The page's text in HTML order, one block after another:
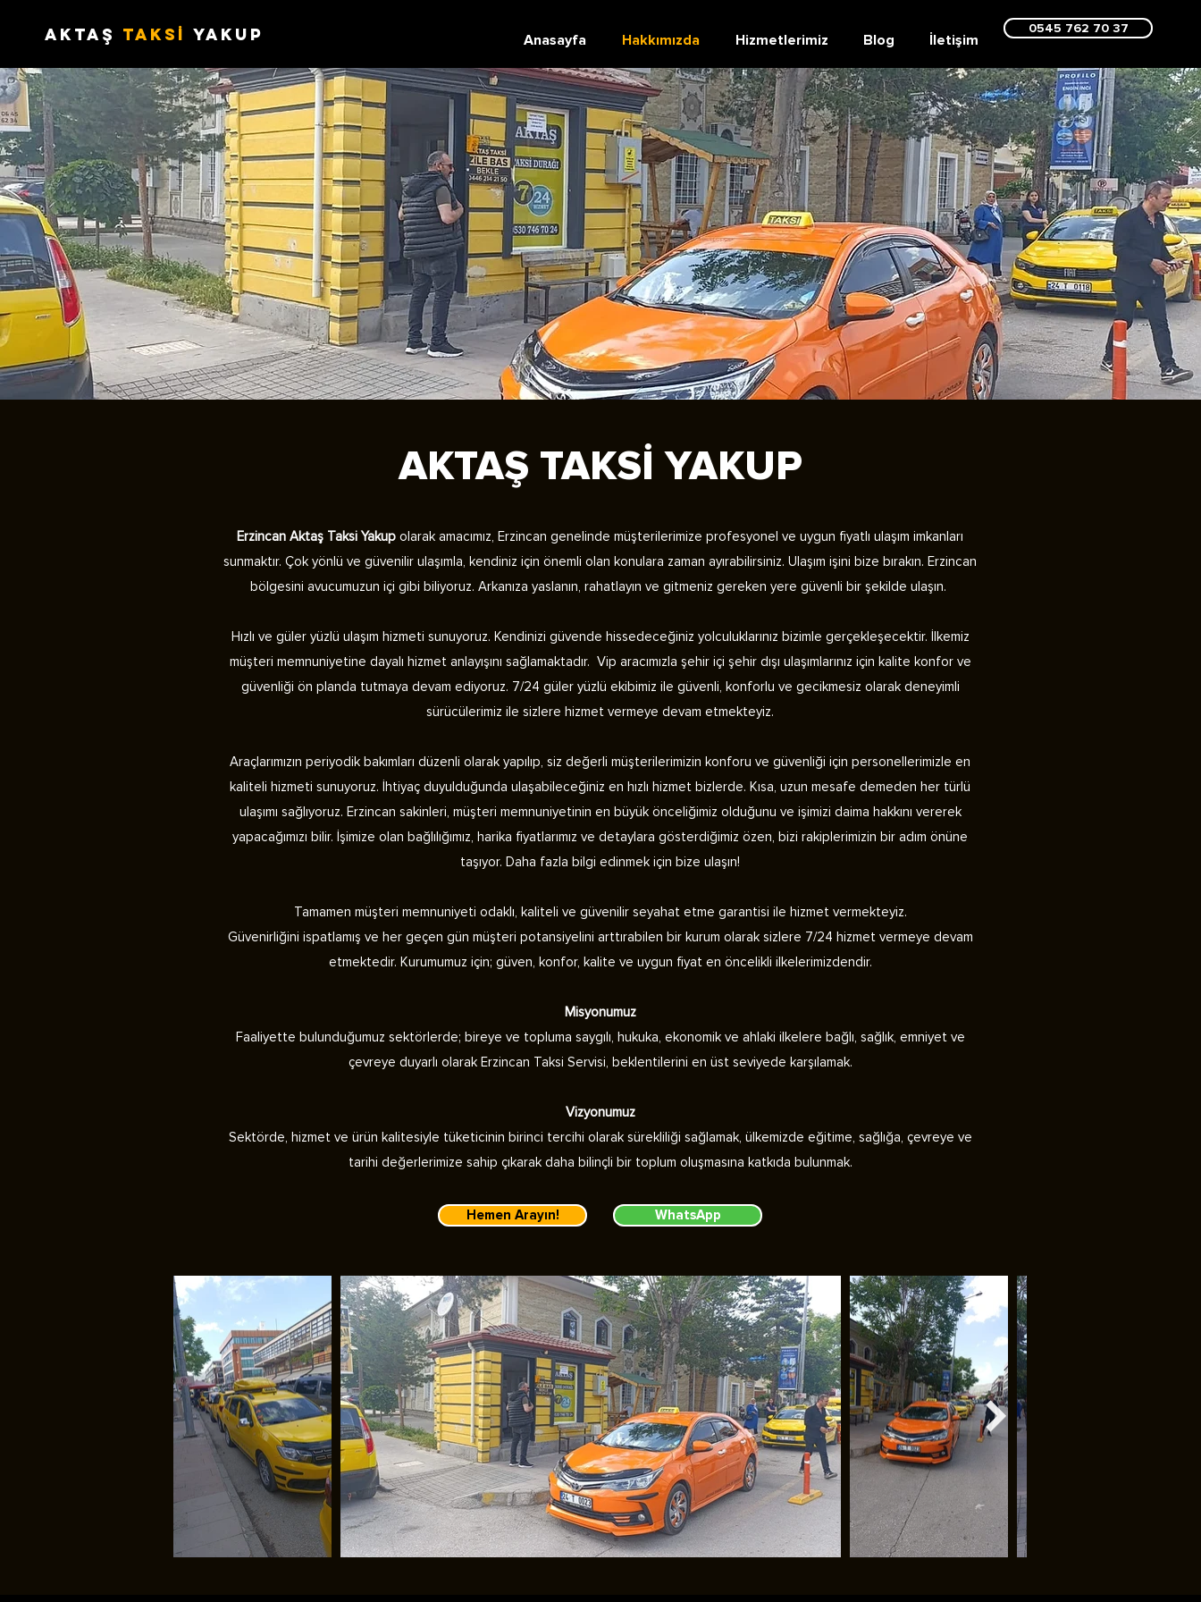
aktaş TAKSİ yakup Anasayfa Hakkımızda Hizmetlerimiz Blog İletişim
0545 762 70 37
AKTAŞ TAKSİ YAKUP
Erzincan Aktaş Taksi Yakup olarak amacımız, Erzincan genelinde müşterilerimize profesyonel ve uygun fiyatlı ulaşım imkanları
sunmaktır. Çok yönlü ve güvenilir ulaşımla, kendiniz için önemli olan konulara zaman ayırabilirsiniz. Ulaşım işini bize bırakın. Erzincan
bölgesini avucumuzun içi gibi biliyoruz. Arkanıza yaslanın, rahatlayın ve gitmeniz gereken yere güvenli bir şekilde ulaşın.
Hızlı ve güler yüzlü ulaşım hizmeti sunuyoruz. Kendinizi güvende hissedeceğiniz yolculuklarınız bizimle gerçekleşecektir. İlkemiz
müşteri memnuniyetine dayalı hizmet anlayışını sağlamaktadır. Vip aracımızla şehir içi şehir dışı ulaşımlarınız için kalite konfor ve
güvenliği ön planda tutmaya devam ediyoruz. 7/24 güler yüzlü ekibimiz ile güvenli, konforlu ve gecikmesiz olarak deneyimli
sürücülerimiz ile sizlere hizmet vermeye devam etmekteyiz.
Araçlarımızın periyodik bakımları düzenli olarak yapılıp, siz değerli müşterilerimizin konforu ve güvenliği için personellerimizle en
kaliteli hizmeti sunuyoruz. İhtiyaç duyulduğunda ulaşabileceğiniz en hızlı hizmet bizlerde. Kısa, uzun mesafe demeden her türlü
ulaşımı sağlıyoruz. Erzincan sakinleri, müşteri memnuniyetinin en büyük önceliğimiz olduğunu ve işimizi daima hakkını vererek
yapacağımızı bilir. İşimize olan bağlılığımız, harika fiyatlarımız ve detaylara gösterdiğimiz özen, bizi rakiplerimizin bir adım önüne
taşıyor. Daha fazla bilgi edinmek için bize ulaşın!
Tamamen müşteri memnuniyeti odaklı, kaliteli ve güvenilir seyahat etme garantisi ile hizmet vermekteyiz.
Güvenirliğini ispatlamış ve her geçen gün müşteri potansiyelini arttırabilen bir kurum olarak sizlere 7/24 hizmet vermeye devam
etmektedir. Kurumumuz için; güven, konfor, kalite ve uygun fiyat en öncelikli ilkelerimizdendir.
Misyonumuz
Faaliyette bulunduğumuz sektörlerde; bireye ve topluma saygılı, hukuka, ekonomik ve ahlaki ilkelere bağlı, sağlık, emniyet ve
çevreye duyarlı olarak Erzincan Taksi Servisi, beklentilerini en üst seviyede karşılamak.
Vizyonumuz
Sektörde, hizmet ve ürün kalitesiyle tüketicinin birinci tercihi olarak sürekliliği sağlamak, ülkemizde eğitime, sağlığa, çevreye ve
tarihi değerlerimize sahip çıkarak daha bilinçli bir toplum oluşmasına katkıda bulunmak.
Hemen Arayın! WhatsApp